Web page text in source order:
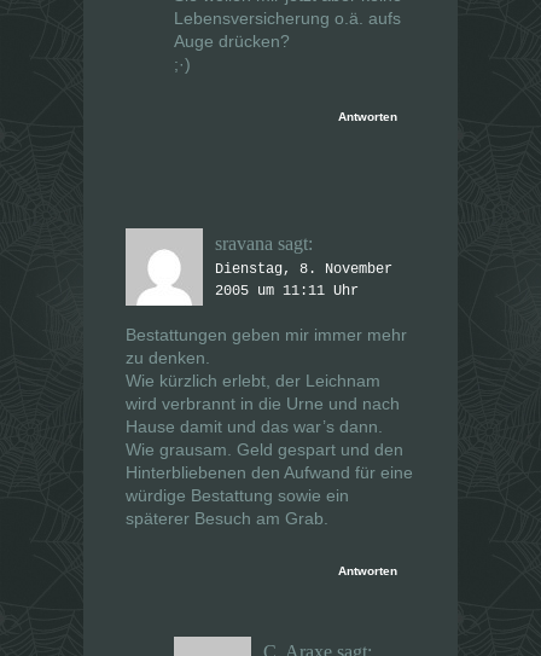
Lebensversicherung o.ä. aufs
Auge drücken?
;·)
Antworten
sravana sagt:
Dienstag, 8. November
2005 um 11:11 Uhr
Bestattungen geben mir immer mehr
zu denken.
Wie kürzlich erlebt, der Leichnam
wird verbrannt in die Urne und nach
Hause damit und das war’s dann.
Wie grausam. Geld gespart und den
Hinterbliebenen den Aufwand für eine
würdige Bestattung sowie ein
späterer Besuch am Grab.
Antworten
C. Araxe sagt: